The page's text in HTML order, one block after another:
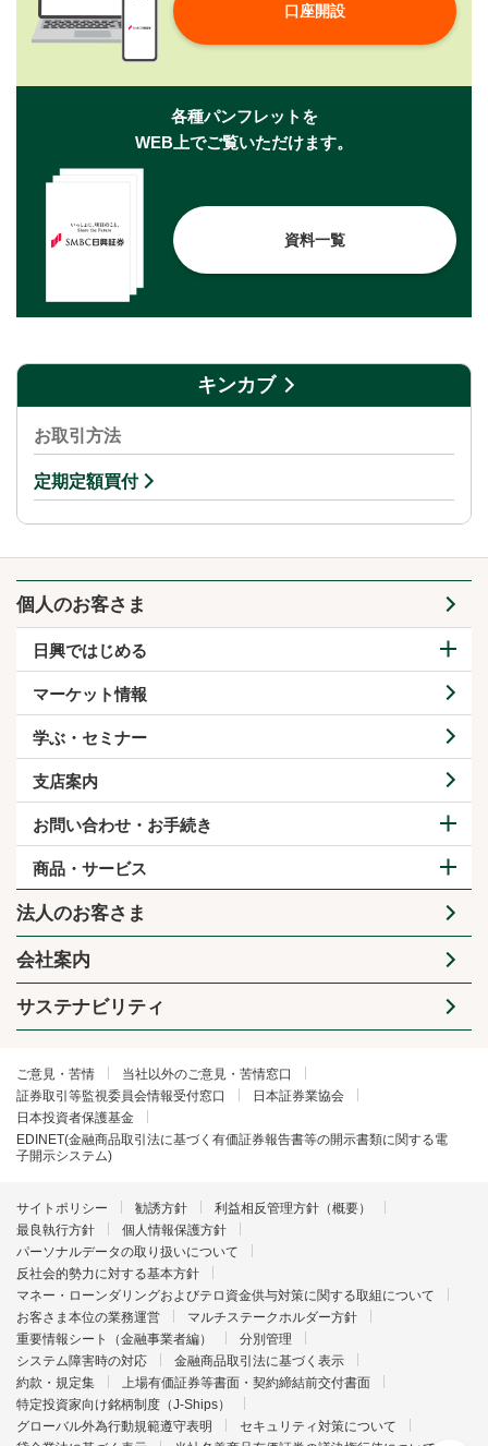
口座開設
各種パンフレットを
WEB上でご覧いただけます。
資料一覧
キンカブ
お取引方法
定期定額買付
個人のお客さま
日興ではじめる
マーケット情報
学ぶ・セミナー
支店案内
お問い合わせ・お手続き
商品・サービス
法人のお客さま
会社案内
サステナビリティ
ご意見・苦情
当社以外のご意見・苦情窓口
証券取引等監視委員会情報受付窓口
日本証券業協会
日本投資者保護基金
EDINET(金融商品取引法に基づく有価証券報告書等の開示書類に関する電
子開示システム)
サイトポリシー 勧誘方針
利益相反管理方針（概要）
最良執行方針
個人情報保護方針
パーソナルデータの取り扱いについて
反社会的勢力に対する基本方針
マネー・ローンダリングおよびテロ資金供与対策に関する取組について
お客さま本位の業務運営
マルチステークホルダー方針
重要情報シート（金融事業者編）
分別管理
システム障害時の対応
金融商品取引法に基づく表示
約款・規定集
上場有価証券等書面・契約締結前交付書面
特定投資家向け銘柄制度（J-Ships）
グローバル外為行動規範遵守表明
セキュリティ対策について